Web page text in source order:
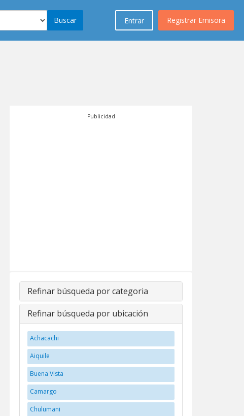
Registrar Emisora
Entrar
Buscar
Publicidad
Refinar búsqueda por categoria
Refinar búsqueda por ubicación
Achacachi
Aiquile
Buena Vista
Camargo
Chulumani